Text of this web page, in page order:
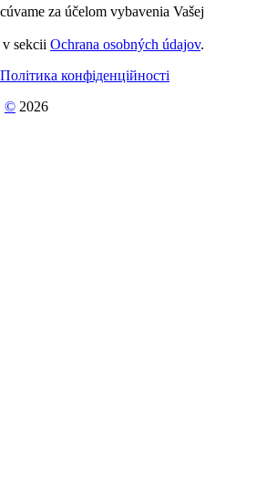
za účelom vybavenia Vašej
sekcii Ochrana osobných údajov.
Політика конфіденційності
© 2026